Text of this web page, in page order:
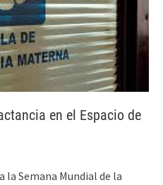
en el Espacio de
la Semana Mundial de la